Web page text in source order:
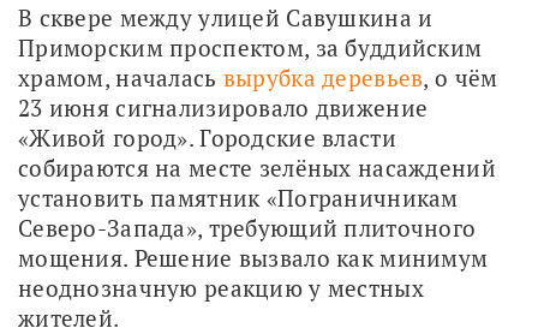
В сквере между улицей Савушкина и
Приморским проспектом, за буддийским
храмом, началась вырубка деревьев, о чём
23 июня сигнализировало движение
«Живой город». Городские власти
собираются на месте зелёных насаждений
установить памятник «Пограничникам
Северо-Запада», требующий плиточного
мощения. Решение вызвало как минимум
неоднозначную реакцию у местных
жителей.